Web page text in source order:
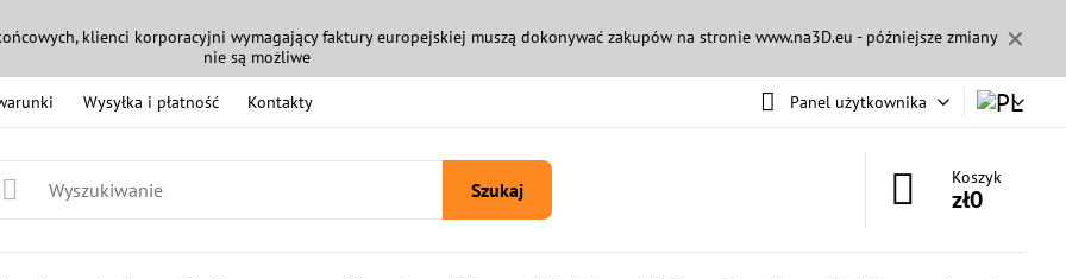
✕
klienci korporacyjni wymagający faktury europejskiej muszą dokonywać zakupów na stronie www.na3D.eu - późniejsze zmiany
nie są możliwe
Wysyłka i płatność Kontakty Panel użytkownika
Szukaj
Koszyk
zł0